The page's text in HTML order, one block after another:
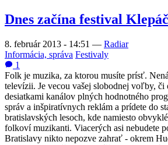
Dnes začína festival
8. február 2013 - 14:51 — Radiar
Informácia, správa Festivaly
1
Folk je muzika, za ktorou musíte prísť.
televízii. Je vecou vašej slobodnej voľby, či
desiatkami kanálov plných hodnotného
správ a inšpiratívnych reklám a prídete do
bratislavských lesoch, kde namiesto
folkoví muzikanti. Viacerých asi nebudete
Bratislavy nikto nepozve zahrať - okrem